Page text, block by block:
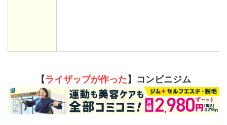
【ライザップが作った】コンビニジム